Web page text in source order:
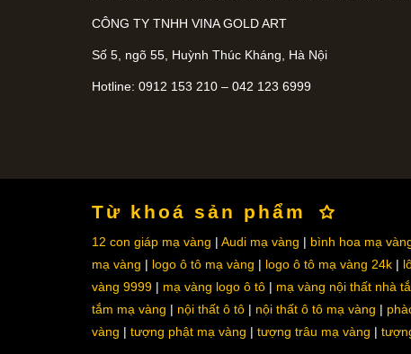
CÔNG TY TNHH VINA GOLD ART
Số 5, ngõ 55, Huỳnh Thúc Kháng, Hà Nội
Hotline: 0912 153 210 – 042 123 6999
Từ khoá sản phẩm
12 con giáp mạ vàng Audi mạ vàng bình hoa mạ
mạ vàng
logo ô tô mạ vàng logo ô tô mạ vàng 24k
vàng 9999
mạ vàng logo ô tô mạ vàng nội thất nhà
tắm mạ vàng
nội thất ô tô nội thất ô tô mạ vàng
vàng
tượng phật mạ vàng tượng trâu mạ vàng